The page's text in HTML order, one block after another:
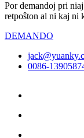
Por demandoj pri
retpoŝton al ni kaj ni
DEMANDO
0086-